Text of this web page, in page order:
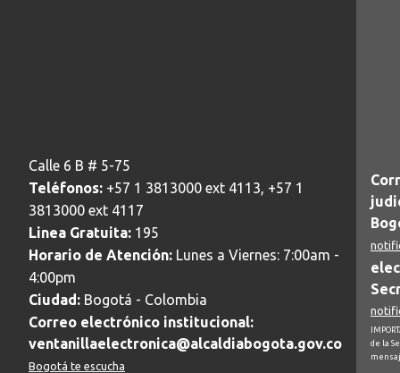
Calle 6 B # 5-75
Teléfonos: +57 1 3813000 ext 4113, +57 1
3813000 ext 4117
Linea Gratuita: 195
Horario de Atención: Lunes a Viernes: 7:00am -
4:00pm
Ciudad: Bogotá - Colombia
Correo electrónico institucional:
ventanillaelectronica@alcaldiabogota.gov.co
Bogotá te escucha
de la